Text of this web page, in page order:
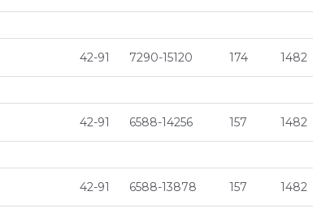
42-91 7290-15120 174 1482
42-91 6588-14256 157 1482
42-91 6588-13878 157 1482